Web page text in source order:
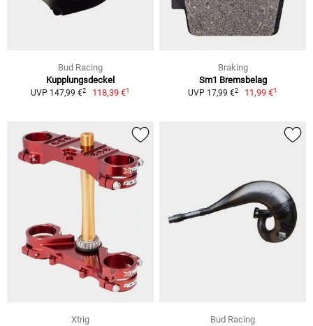
Bud Racing
Kupplungsdeckel
UVP 147,99 €2 118,39 €1
Braking
Sm1 Bremsbelag
UVP 17,99 €2 11,99 €1
Xtrig
Bud Racing